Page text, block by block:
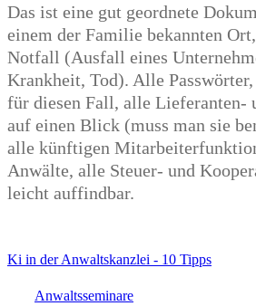
Das ist eine gut geordnete
einem der Familie bekannten
Notfall (Ausfall eines
Krankheit, Tod). Alle
für diesen Fall, alle Lieferanten-
auf einen Blick (muss man sie
alle künftigen
Anwälte, alle Steuer- und
leicht auffindbar.
Ki in der Anwaltskanzlei - 10 Tipps
Anwaltsseminare